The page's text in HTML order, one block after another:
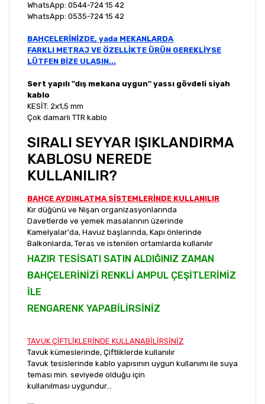
WhatsApp: 0544-724 15 42
WhatsApp: 0535-724 15 42
BAHÇELERİNİZDE, yada MEKANLARDA
FARKLI METRAJ VE ÖZELLİKTE ÜRÜN GEREKLİYSE
LÜTFEN BİZE ULAŞIN...
Sert yapılı ''dış mekana uygun'' yassı gövdeli siyah
kablo
KESİT: 2x1,5 mm
Çok damarlı TTR kablo
SIRALI SEYYAR IŞIKLANDIRMA
KABLOSU NEREDE
KULLANILIR?
BAHÇE AYDINLATMA SİSTEMLERİNDE KULLANILIR
Kır düğünü ve Nişan organizasyonlarında
Davetlerde ve yemek masalarının üzerinde
Kamelyalar'da, Havuz başlarında, Kapı önlerinde
Balkonlarda, Teras ve istenilen ortamlarda kullanılır
HAZIR TESİSATI SATIN ALDIĞINIZ ZAMAN
BAHÇELERİNİZİ RENKLİ AMPUL ÇEŞİTLERİMİZ
İLE
RENGARENK YAPABİLİRSİNİZ
TAVUK ÇİFTLİKLERİNDE KULLANABİLİRSİNİZ
Tavuk kümeslerinde, Çiftliklerde kullanılır
Tavuk tesislerinde kablo yapısının uygun kullanımı ile suya
teması min. seviyede olduğu için
kullanılması uygundur...